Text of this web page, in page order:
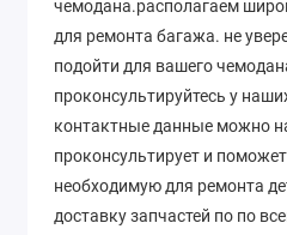
чемодана.располагаем
для ремонта багажа. не
подойти для вашего
проконсультируйтесь у
контактные данные можно
проконсультирует и
необходимую для ремонта
доставку запчастей по по